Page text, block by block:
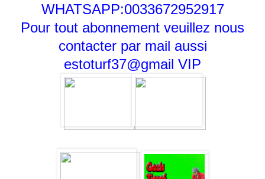
WHATSAPP:0033672952917
Pour tout abonnement veuillez nous
contacter par mail aussi
estoturf37@gmail VIP